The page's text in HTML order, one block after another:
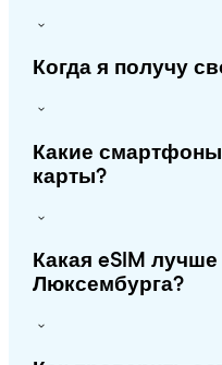
Когда я получу
Какие
карты?
Какая eSIM
Люксембурга?